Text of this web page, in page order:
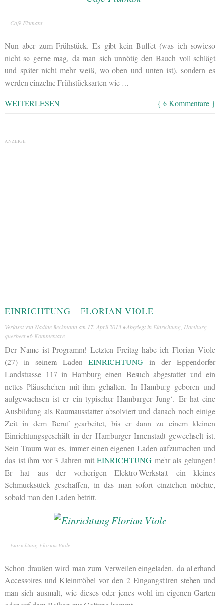
Café Flamant
Nun aber zum Frühstück. Es gibt kein Buffet (was ich sowieso
nicht so gerne mag, da man sich unnötig den Bauch voll schlägt
und später nicht mehr weiß, wo oben und unten ist), sondern es
werden einzelne Frühstücksarten wie …
WEITERLESEN { 6 Kommentare }
ANZEIGE
EINRICHTUNG – FLORIAN VIOLE
Verfasst von Nadine Beckmann am 17. April 2013 • Abgelegt in Einrichtung Hamburg
querbeet •6 Kommentare
Der Name ist Programm! Letzten Freitag habe ich Florian Viole
(27) in seinem Laden EINRICHTUNG in der Eppendorfer
Landstrasse 117 in Hamburg einen Besuch abgestattet und ein
nettes Pläuschchen mit ihm gehalten. In Hamburg geboren und
aufgewachsen ist er ein typischer Hamburger Jung‘. Er hat eine
Ausbildung als Raumausstatter absolviert und danach noch einige
Zeit in dem Beruf gearbeitet, bis er dann zu einem kleinen
Einrichtungsgeschäft in der Hamburger Innenstadt gewechselt ist.
Sein Traum war es, immer einen eigenen Laden aufzumachen und
das ist ihm vor 3 Jahren mitEINRICHTUNG mehr als gelungen!
Er hat aus der vorherigen Elektro-Werkstatt ein kleines
Schmuckstück geschaffen, in das man sofort einziehen möchte,
sobald man den Laden betritt.
Einrichtung Florian Viole
Schon draußen wird man zum Verweilen eingeladen, da allerhand
Accessoires und Kleinmöbel vor den 2 Eingangstüren stehen und
man sich ausmalt, wie dieses oder jenes wohl im eigenen Garten